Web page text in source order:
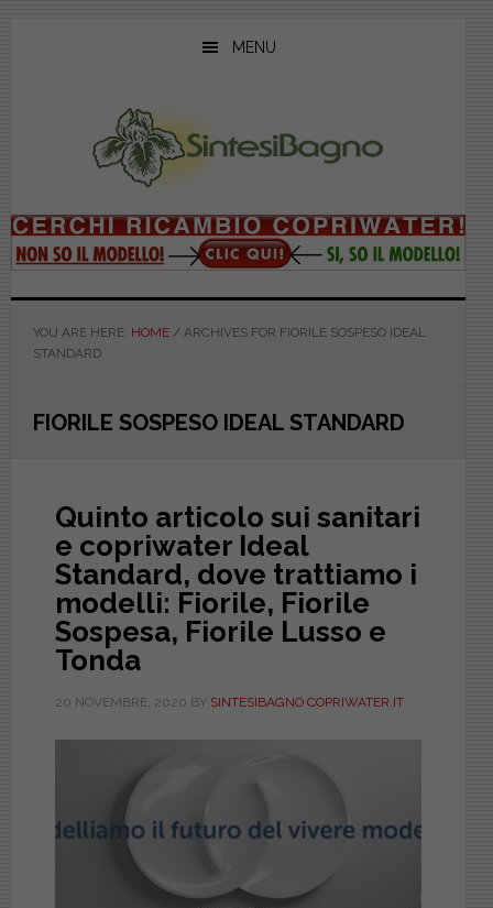
MENU
YOU ARE HERE: HOME /ARCHIVES FOR FIORILE SOSPESO IDEAL
STANDARD
FIORILE SOSPESO IDEAL STANDARD
Quinto articolo sui sanitari
e copriwater Ideal
Standard, dove trattiamo i
modelli: Fiorile, Fiorile
Sospesa, Fiorile Lusso e
Tonda
20 NOVEMBRE, 2020 BY SINTESIBAGNO COPRIWATER.IT